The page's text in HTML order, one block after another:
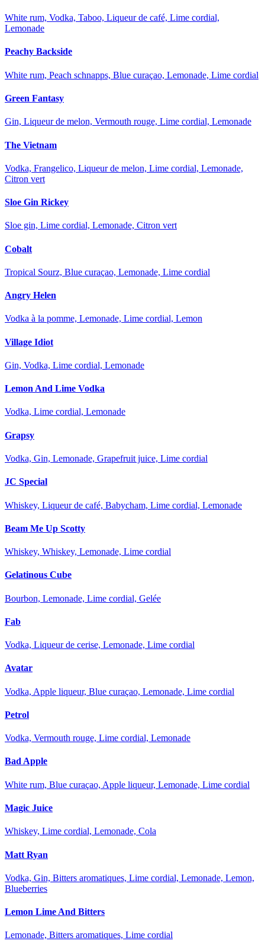
White rum, Vodka, Taboo, Liqueur de café, Lime cordial,
Lemonade
Peachy Backside
White rum, Peach schnapps, Blue curaçao, Lemonade, Lime cordial
Green Fantasy
Gin, Liqueur de melon, Vermouth rouge, Lime cordial, Lemonade
The Vietnam
Vodka, Frangelico, Liqueur de melon, Lime cordial, Lemonade,
Citron vert
Sloe Gin Rickey
Sloe gin, Lime cordial, Lemonade, Citron vert
Cobalt
Tropical Sourz, Blue curaçao, Lemonade, Lime cordial
Angry Helen
Vodka à la pomme, Lemonade, Lime cordial, Lemon
Village Idiot
Gin, Vodka, Lime cordial, Lemonade
Lemon And Lime Vodka
Vodka, Lime cordial, Lemonade
Grapsy
Vodka, Gin, Lemonade, Grapefruit juice, Lime cordial
JC Special
Whiskey, Liqueur de café, Babycham, Lime cordial, Lemonade
Beam Me Up Scotty
Whiskey, Whiskey, Lemonade, Lime cordial
Gelatinous Cube
Bourbon, Lemonade, Lime cordial, Gelée
Fab
Vodka, Liqueur de cerise, Lemonade, Lime cordial
Avatar
Vodka, Apple liqueur, Blue curaçao, Lemonade, Lime cordial
Petrol
Vodka, Vermouth rouge, Lime cordial, Lemonade
Bad Apple
White rum, Blue curaçao, Apple liqueur, Lemonade, Lime cordial
Magic Juice
Whiskey, Lime cordial, Lemonade, Cola
Matt Ryan
Vodka, Gin, Bitters aromatiques, Lime cordial, Lemonade, Lemon,
Blueberries
Lemon Lime And Bitters
Lemonade, Bitters aromatiques, Lime cordial